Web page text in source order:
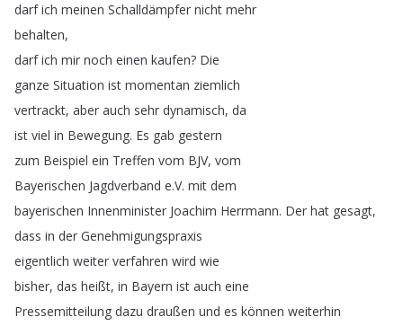
darf ich meinen Schalldämpfer nicht mehr
behalten,
darf ich mir noch einen kaufen? Die
ganze Situation ist momentan ziemlich
vertrackt, aber auch sehr dynamisch, da
ist viel in Bewegung. Es gab gestern
zum Beispiel ein Treffen vom BJV, vom
Bayerischen Jagdverband e.V. mit dem
bayerischen Innenminister Joachim Herrmann. Der hat gesagt,
dass in der Genehmigungspraxis
eigentlich weiter verfahren wird wie
bisher, das heißt, in Bayern ist auch eine
Pressemitteilung dazu draußen und es können weiterhin